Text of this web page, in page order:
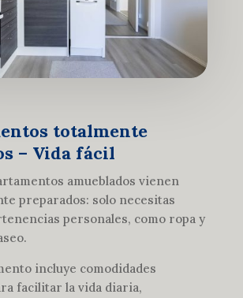
totalmente
– Vida fácil
amueblados vienen
preparados: solo necesitas
personales, como ropa y
incluye comodidades
facilitar la vida diaria,